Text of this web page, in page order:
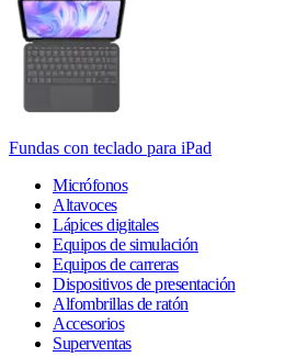
Fundas con teclado para iPad
Micrófonos
Altavoces
Lápices digitales
Equipos de simulación
Equipos de carreras
Dispositivos de presentación
Alfombrillas de ratón
Accesorios
Superventas